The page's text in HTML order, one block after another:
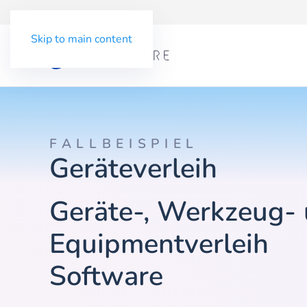
Skip to main content
FALLBEISPIEL
Geräteverleih
Geräte-, Werkzeug-
Equipmentverleih
Software